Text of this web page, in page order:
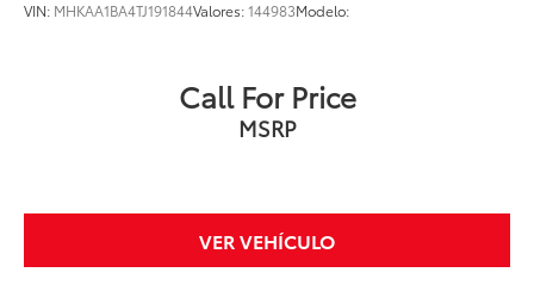
VIN: MHKAA1BA4TJ191844Valores:144983Modelo:
Call For Price
MSRP
VER VEHÍCULO